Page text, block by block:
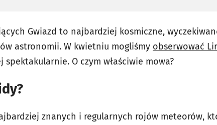
Gwiazd to najbardziej kosmiczne,
astronomii. W kwietniu mogliśmy obserwować
O czym właściwie mowa?
znanych i regularnych rojów meteorów,